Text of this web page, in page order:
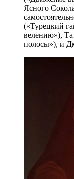
Ясного
(«Турецкий
велению»),
полосы»), и